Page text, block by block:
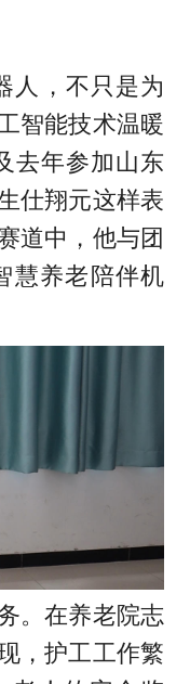
人，不只是为
智能技术温暖
去年参加山东
仕翔元这样表
道中，他与团
慧养老陪伴机
。在养老院志
，护工工作繁